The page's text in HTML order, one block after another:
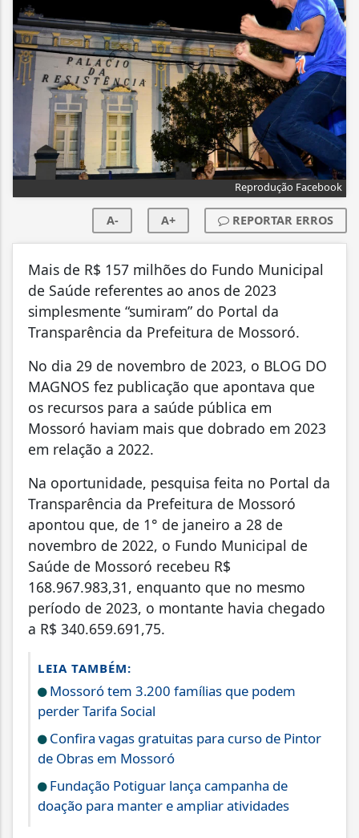
Reprodução Facebook
A- A+ REPORTAR ERROS
Mais de R$ 157 milhões do Fundo Municipal
de Saúde referentes ao anos de 2023
simplesmente “sumiram” do Portal da
Transparência da Prefeitura de Mossoró.
No dia 29 de novembro de 2023, o BLOG DO
MAGNOS fez publicação que apontava que
os recursos para a saúde pública em
Mossoró haviam mais que dobrado em 2023
em relação a 2022.
Na oportunidade, pesquisa feita no Portal da
Transparência da Prefeitura de Mossoró
apontou que, de 1° de janeiro a 28 de
novembro de 2022, o Fundo Municipal de
Saúde de Mossoró recebeu R$
168.967.983,31, enquanto que no mesmo
período de 2023, o montante havia chegado
a R$ 340.659.691,75.
LEIA TAMBÉM:
Mossoró tem 3.200 famílias que podem
perder Tarifa Social
Confira vagas gratuitas para curso de Pintor
de Obras em Mossoró
Fundação Potiguar lança campanha de
doação para manter e ampliar atividades